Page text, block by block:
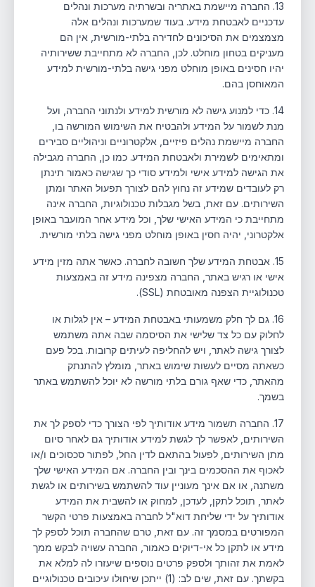
13. החברה מיישמת באתריה ובשרתיה מערכות ונהלים
עדכניים לאבטחת מידע. בעוד שמערכות ונהלים אלה
מצמצמים את הסיכונים לחדירה בלתי-מורשית, אין הם
מעניקים בטחון מוחלט. לכן, החברה לא מתחייבת ששירותיה
יהיו חסינים באופן מוחלט מפני גישה בלתי-מורשית למידע
המאוחסן בהם.
14. כדי למנוע גישה לא מורשית למידע ולנתוני החברה, ועל
מנת לשמור על המידע ולהבטיח את השימוש המורשה בו,
החברה מיישמת נהלים פיזיים, אלקטרוניים וניהוליים סבירים
ומתאימים לשמירת ולאבטחת המידע. כמו כן, החברה מגבילה
את הגישה למידע אישי ולמידע סודי כך שגישה כאמור תינתן
רק לעובדים שמידע זה נחוץ להם לצורך תפעול האתר ומתן
השירותים. עם זאת, בשל מגבלות טכנולוגיות, החברה אינה
מתחייבת כי המידע האישי שלך, וכל מידע אחר המועבר באופן
אלקטרוני, יהיה חסין באופן מוחלט מפני גישה בלתי מורשית.
15. אבטחת המידע שלך חשובה לחברה. כאשר אתה מזין מידע
אישי או רגיש באתר, החברה מצפינה מידע זה באמצעות
טכנולוגיית הצפנה מאובטחת (SSL).
16. גם לך חלק משמעותי באבטחת המידע – אין לגלות או
לחלוק עם כל צד שלישי את הסיסמה שבה אתה משתמש
לצורך גישה לאתר, ויש להחליפה לעיתים קרובות. בכל פעם
כשאתה מסיים לעשות שימוש באתר, מומלץ להתנתק
מהאתר, כדי שאף גורם בלתי מורשה לא יוכל להשתמש באתר
בשמך.
17. החברה תשמור מידע אודותיך לפי הצורך כדי לספק לך את
השירותים, לאפשר לך לגשת למידע אודותיך גם לאחר סיום
מתן השירותים, לפעול בהתאם לדין החל, לפתור סכסוכים ו/או
לאכוף את ההסכמים בינך ובין החברה. אם המידע האישי שלך
משתנה, או אם אינך מעוניין עוד להשתמש בשירותים או לגשת
לאתר, תוכל לתקן, לעדכן, למחוק או להשבית את המידע
אודותיך על ידי שליחת דוא"ל לחברה באמצעות פרטי הקשר
המפורטים במסמך זה. עם זאת, טרם שהחברה תוכל לספק לך
מידע או לתקן כל אי-דיוקים כאמור, החברה עשויה לבקש ממך
לאמת את זהותך ולספק פרטים נוספים שיעזרו לה למלא את
בקשתך. עם זאת, שים לב: (1) ייתכן שיחולו עיכובים טכנולוגיים